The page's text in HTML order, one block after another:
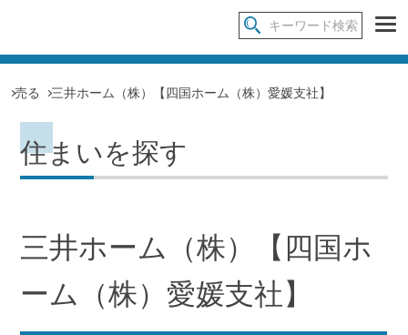
売る 三井ホーム（株）【四国ホーム（株）愛媛支社】
住まいを探す
三井ホーム（株）【四国ホ
ーム（株）愛媛支社】